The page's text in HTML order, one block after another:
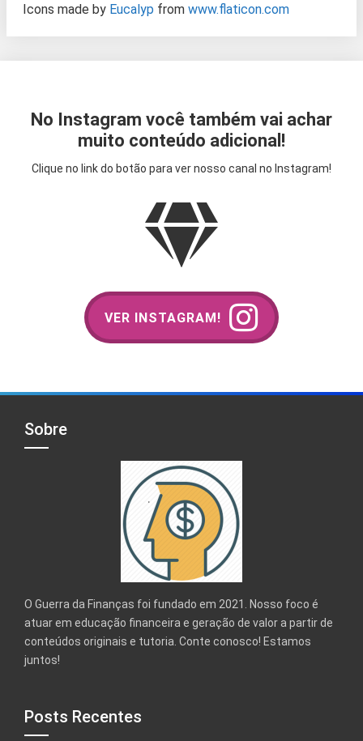
Icons made by Eucalyp from www.flaticon.com
No Instagram você também vai achar
muito conteúdo adicional!
Clique no link do botão para ver nosso canal no Instagram!
VER INSTAGRAM!
Sobre
O Guerra da Finanças foi fundado em 2021. Nosso foco é
atuar em educação financeira e geração de valor a partir de
conteúdos originais e tutoria. Conte conosco! Estamos
juntos!
Posts Recentes